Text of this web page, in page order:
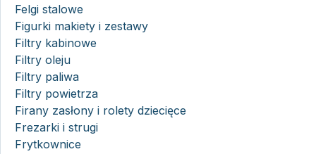
Felgi stalowe
Figurki makiety i zestawy
Filtry kabinowe
Filtry oleju
Filtry paliwa
Filtry powietrza
Firany zasłony i rolety dziecięce
Frezarki i strugi
Frytkownice